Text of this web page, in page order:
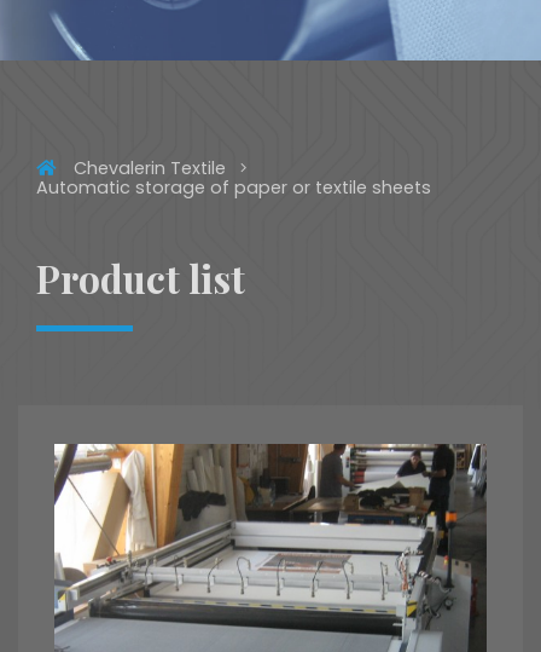
Chevalerin Textile
Automatic storage of paper or textile sheets
Product list